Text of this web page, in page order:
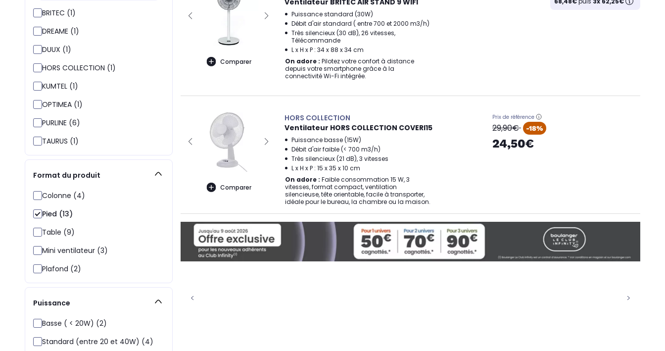
BRITEC (1)
DREAME (1)
DUUX (1)
HORS COLLECTION (1)
KUMTEL (1)
OPTIMEA (1)
PURLINE (6)
TAURUS (1)
Format du produit
Colonne (4)
Pied (13)
Table (9)
Mini ventilateur (3)
Plafond (2)
Puissance
Basse ( < 20W) (2)
Standard (entre 20 et 40W) (4)
Comparer
Ventilateur BRITEC AIR STAND 9 WIFI
Puissance standard (30W)
Débit d'air standard ( entre 700 et 2000 m3/h)
Très silencieux (30 dB), 26 vitesses,
Télécommande
L x H x P : 34 x 88 x 34 cm
On adore : Pilotez votre confort à distance
depuis votre smartphone grâce à la
connectivité Wi-Fi intégrée.
Comparer
HORS COLLECTION
Ventilateur HORS COLLECTION COVERI15
Puissance basse (15W)
Débit d'air faible (< 700 m3/h)
Très silencieux (21 dB), 3 vitesses
L x H x P : 15 x 35 x 10 cm
On adore : Faible consommation 15 W, 3
vitesses, format compact, ventilation
silencieuse, tête orientable, facile à transporter,
idéale pour le bureau, la chambre ou la maison.
Prix de référence
oldPrice
29,90€ -18%
24,50€